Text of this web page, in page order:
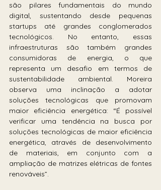
são pilares fundamentais do mundo
digital, sustentando desde pequenas
startups até grandes conglomerados
tecnológicos. No entanto, essas
infraestruturas são também grandes
consumidoras de energia, o que
representa um desafio em termos de
sustentabilidade ambiental. Moreira
observa uma inclinação a adotar
soluções tecnológicas que promovam
maior eficiência energética: “É possível
verificar uma tendência na busca por
soluções tecnológicas de maior eficiência
energética, através de desenvolvimento
de materiais, em conjunto com a
ampliação de matrizes elétricas de fontes
renováveis”.